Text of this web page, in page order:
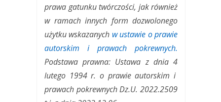
prawa gatunku twórczości, jak również
w ramach innych form dozwolonego
użytku wskazanych w ustawie o prawie
autorskim i prawach pokrewnych.
Podstawa prawna: Ustawa z dnia 4
lutego 1994 r. o prawie autorskim i
prawach pokrewnych Dz.U. 2022.2509